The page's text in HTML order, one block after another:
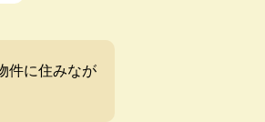
件に住みなが